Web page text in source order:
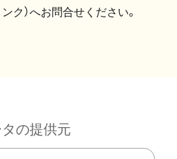
ク）へお問合せください。
の提供元